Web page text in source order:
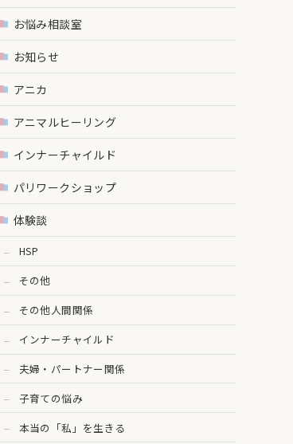
お悩み相談室
お知らせ
アニカ
アニマルヒーリング
インナーチャイルド
パリワークショップ
体験談
HSP
その他
その他人間関係
インナーチャイルド
夫婦・パートナー関係
子育ての悩み
本当の「私」を生きる